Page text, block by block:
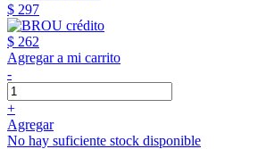
$ 297
$ 262
Agregar a mi carrito
-
+
Agregar
No hay suficiente stock disponible